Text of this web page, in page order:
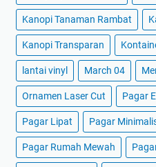
Kanopi Tanaman Rambat
Kanopi Transparan
lantai vinyl March 04
Ornamen Laser Cut Pagar
Pagar Lipat Pagar
Pagar Rumah Mewah